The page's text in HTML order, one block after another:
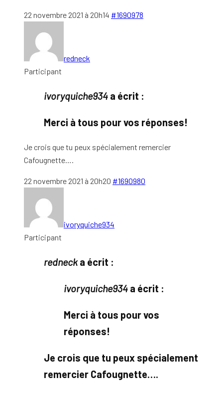
22 novembre 2021 à 20h14 #1690978
redneck
Participant
ivoryquiche934 a écrit :
Merci à tous pour vos réponses!
Je crois que tu peux spécialement remercier
Cafougnette….
22 novembre 2021 à 20h20 #1690980
ivoryquiche934
Participant
rednecka écrit :
ivoryquiche934 a écrit :
Merci à tous pour vos
réponses!
Je crois que tu peux spécialement
remercier Cafougnette….